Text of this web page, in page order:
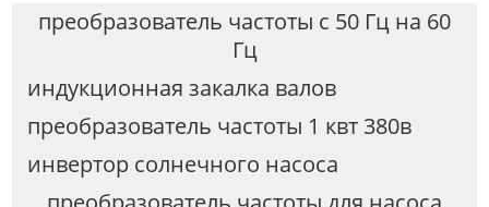
преобразователь частоты с 50 Гц на 60
Гц
индукционная закалка валов
преобразователь частоты 1 квт 380в
инвертор солнечного насоса